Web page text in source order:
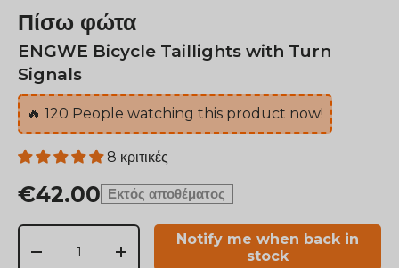
Πίσω φώτα
ENGWE Bicycle Taillights with Turn
Signals
🔥 120 People watching this product now!
8 κριτικές
€42.00 Εκτός αποθέματος
Ποσ
-
+
Notify me when back in
stock